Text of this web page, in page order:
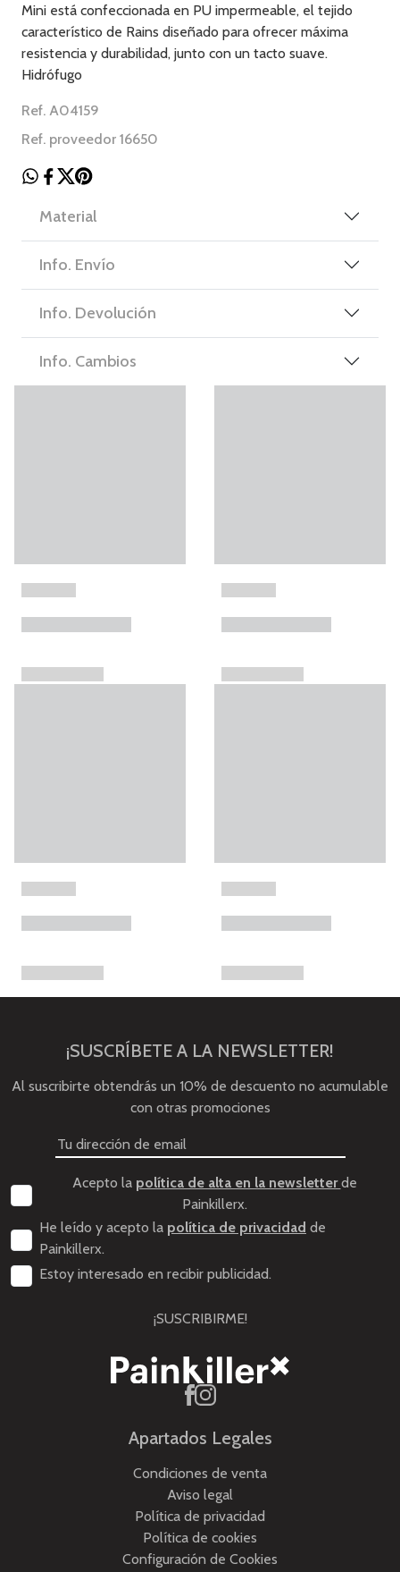
Mini está confeccionada en PU impermeable, el tejido
característico de Rains diseñado para ofrecer máxima
resistencia y durabilidad, junto con un tacto suave.
Hidrófugo
Ref. A04159
Ref. proveedor 16650
Material
Info. Envío
Info. Devolución
Info. Cambios
¡SUSCRÍBETE A LA NEWSLETTER!
Al suscribirte obtendrás un 10% de descuento no acumulable
con otras promociones
Acepto la política de alta en la newsletterde
Painkillerx.
He leído y acepto la política de privacidad de
Painkillerx.
Estoy interesado en recibir publicidad.
¡SUSCRIBIRME!
Apartados Legales
Condiciones de venta
Aviso legal
Política de privacidad
Política de cookies
Configuración de Cookies